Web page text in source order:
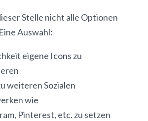
Stelle nicht alle Optionen
Auswahl:
eigene Icons zu
weiteren Sozialen
wie
Pinterest, etc. zu setzen